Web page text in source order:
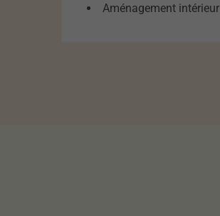
Aménagement intérieur